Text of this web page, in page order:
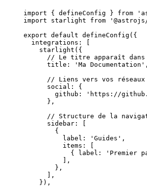
import { defineConfig } from '
import starlight from '
export default defineConfig ({
integrations: [
starlight ({
// Le titre apparaît
title:
' Ma Documentation ' ,
// Liens vers vos
social: {
github:
' https://
},
// Structure de la
sidebar: [
{
label:
' Guides ' ,
items: [
{ label:
' Premier
],
},
],
}),